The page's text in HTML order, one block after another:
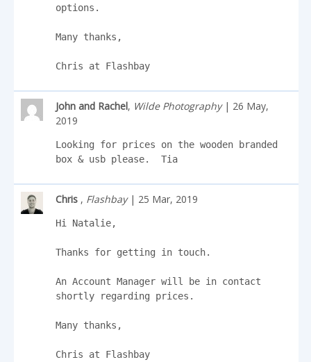
options.
Many thanks,
Chris at Flashbay
John and Rachel, Wilde Photography| 26 May,
2019
Looking for prices on the wooden branded
box & usb please.  Tia
Chris , Flashbay| 25 Mar, 2019
Hi Natalie,
Thanks for getting in touch.
An Account Manager will be in contact
shortly regarding prices.
Many thanks,
Chris at Flashbay